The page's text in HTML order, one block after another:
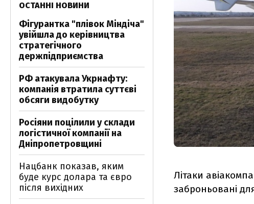
Літаки
заброньовані
ОСТАННІ НОВИНИ
Фігурантка "плівок Міндіча"
увійшла до керівництва
стратегічного
держпідприємства
РФ атакувала Укрнафту:
компанія втратила суттєві
обсяги видобутку
Росіяни поцілили у склади
логістичної компанії на
Дніпропетровщині
Нацбанк показав, яким
буде курс долара та євро
після вихідних